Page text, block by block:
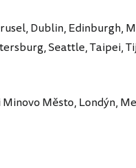
Dublin, Edinburgh,
Seattle, Taipei,
Město, Londýn,